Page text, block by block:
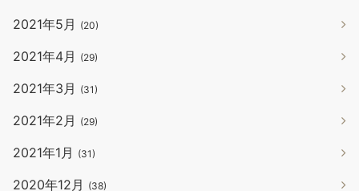
2021年5月 (20)
2021年4月 (29)
2021年3月 (31)
2021年2月 (29)
2021年1月 (31)
2020年12月 (38)